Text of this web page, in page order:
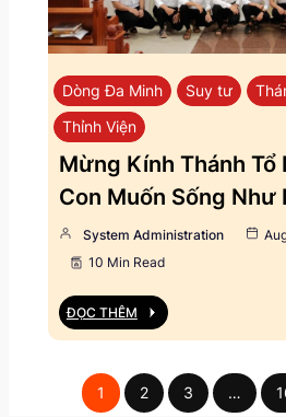
Dòng Đa Minh Suy tư
Thỉnh Viện
Mừng Kính Thánh Tổ
Con Muốn Sống Như
System Administration
10 Min Read
ĐỌC THÊM
1 2 3 …